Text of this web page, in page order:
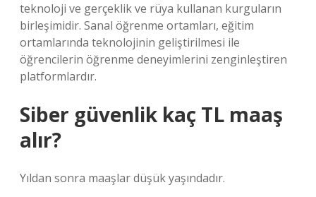
teknoloji ve gerçeklik ve rüya kullanan kurguların
birleşimidir. Sanal öğrenme ortamları, eğitim
ortamlarında teknolojinin geliştirilmesi ile
öğrencilerin öğrenme deneyimlerini zenginleştiren
platformlardır.
Siber güvenlik kaç TL maaş
alır?
Yıldan sonra maaşlar düşük yaşındadır.